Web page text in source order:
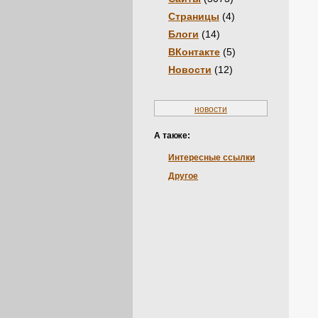
Страницы (4)
Блоги (14)
ВКонтакте (5)
Новости (12)
новости
А также:
Интересные ссылки
Другое